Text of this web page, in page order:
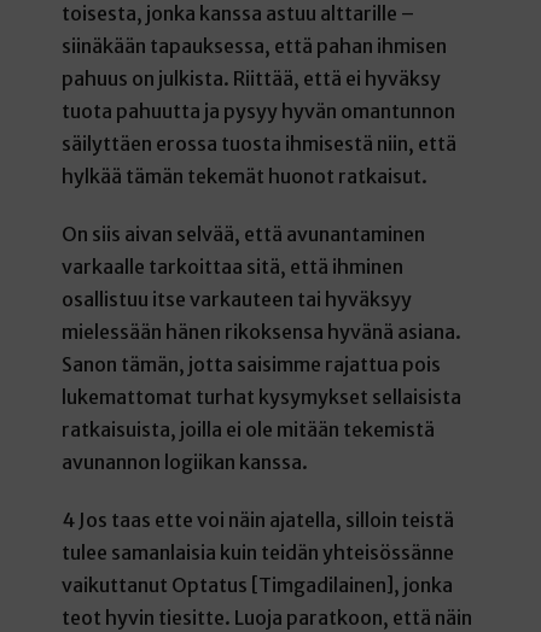
toisesta, jonka kanssa astuu alttarille –
siinäkään tapauksessa, että pahan ihmisen
pahuus on julkista. Riittää, että ei hyväksy
tuota pahuutta ja pysyy hyvän omantunnon
säilyttäen erossa tuosta ihmisestä niin, että
hylkää tämän tekemät huonot ratkaisut.
On siis aivan selvää, että avunantaminen
varkaalle tarkoittaa sitä, että ihminen
osallistuu itse varkauteen tai hyväksyy
mielessään hänen rikoksensa hyvänä asiana.
Sanon tämän, jotta saisimme rajattua pois
lukemattomat turhat kysymykset sellaisista
ratkaisuista, joilla ei ole mitään tekemistä
avunannon logiikan kanssa.
4 Jos taas ette voi näin ajatella, silloin teistä
tulee samanlaisia kuin teidän yhteisössänne
vaikuttanut Optatus [Timgadilainen], jonka
teot hyvin tiesitte. Luoja paratkoon, että näin